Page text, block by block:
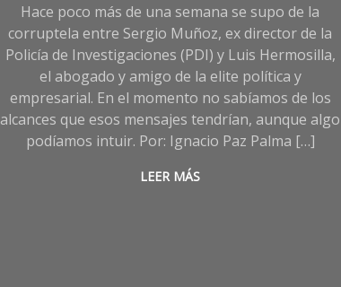
Hace poco más de una semana se supo de la
corruptela entre Sergio Muñoz, ex director de la
Policía de Investigaciones (PDI) y Luis Hermosilla,
el abogado y amigo de la elite política y
empresarial. En el momento no sabíamos de los
alcances que esos mensajes tendrían, aunque algo
podíamos intuir. Por: Ignacio Paz Palma […]
LEER MÁS